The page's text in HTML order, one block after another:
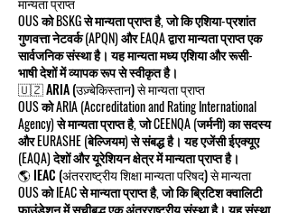
OUS को BSKG से मान्यता प्राप्त है, जो कि एशिया-प्रशांत
गुणवत्ता नेटवर्क (APQN) और EAQA द्वारा मान्यता प्राप्त एक
सार्वजनिक संस्था है। यह मान्यता मध्य एशिया और रूसी-
भाषी देशों में व्यापक रूप से स्वीकृत है।
🇺🇿 ARIA (उज़्बेकिस्तान) से मान्यता प्राप्त
OUS को ARIA (Accreditation and Rating International
Agency) से मान्यता प्राप्त है, जो CEENQA (जर्मनी) का सदस्य
और EURASHE (बेल्जियम) से संबद्ध है। यह एजेंसी ईएक्यूए
(EAQA) देशों और यूरेशियन क्षेत्र में मान्यता प्राप्त है।
🌎 IEAC (अंतरराष्ट्रीय शिक्षा मान्यता परिषद) से मान्यता
OUS को IEAC से मान्यता प्राप्त है, जो कि ब्रिटिश क्वालिटी